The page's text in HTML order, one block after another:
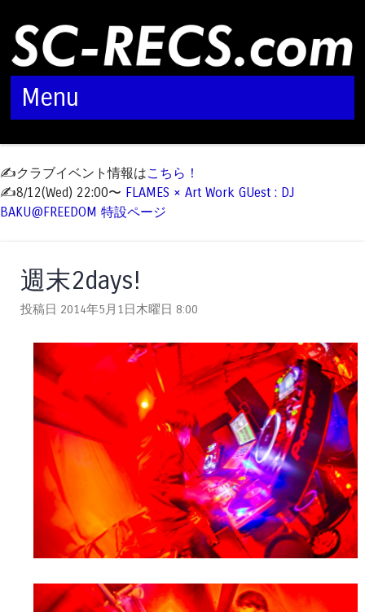
Menu
✍️クラブイベント情報はこちら！
✍️8/12(Wed) 22:00〜 FLAMES × Art Work GUest : DJ
BAKU@FREEDOM 特設ページ
週末2days!
投稿日 2014年5月1日木曜日 8:00